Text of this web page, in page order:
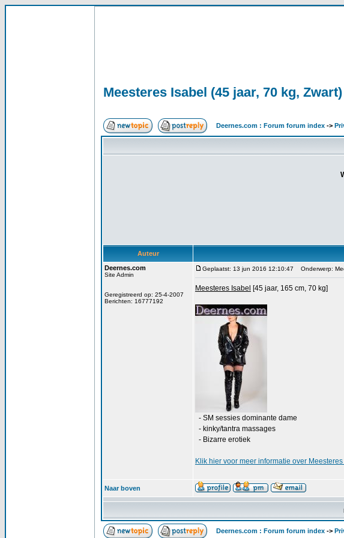
Meesteres Isabel (45 jaar, 70 kg, Zwart)
Deernes.com : Forum forum index ->
Auteur
Deernes.com
Site Admin
Geregistreerd op: 25-4-2007
Berichten: 16777192
Geplaatst: 13 jun 2016 12:10:47 Onderwerp:
Meesteres Isabel [45 jaar, 165 cm, 70 kg]
- SM sessies dominante dame
- kinky/tantra massages
- Bizarre erotiek
Klik hier voor meer informatie over
Naar boven
Deernes.com : Forum forum index ->